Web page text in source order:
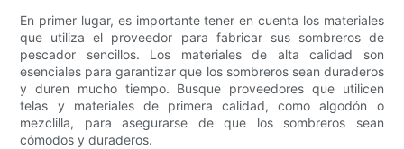
En primer lugar, es importante tener en cuenta los materiales
que utiliza el proveedor para fabricar sus sombreros de
pescador sencillos. Los materiales de alta calidad son
esenciales para garantizar que los sombreros sean duraderos
y duren mucho tiempo. Busque proveedores que utilicen
telas y materiales de primera calidad, como algodón o
mezclilla, para asegurarse de que los sombreros sean
cómodos y duraderos.